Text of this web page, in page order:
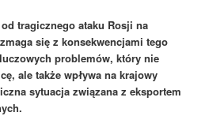
tragicznego ataku Rosji na
się z konsekwencjami tego
problemów, który nie
ale także wpływa na krajowy
sytuacja związana z eksportem